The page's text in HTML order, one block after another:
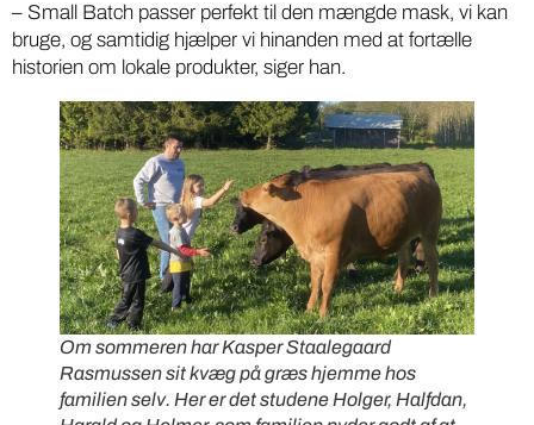
– Small Batch passer perfekt til den mængde mask, vi kan
bruge, og samtidig hjælper vi hinanden med at fortælle
historien om lokale produkter, siger han.
Om sommeren har Kasper Staalegaard
Rasmussen sit kvæg på græs hjemme hos
familien selv. Her er det studene Holger, Halfdan,